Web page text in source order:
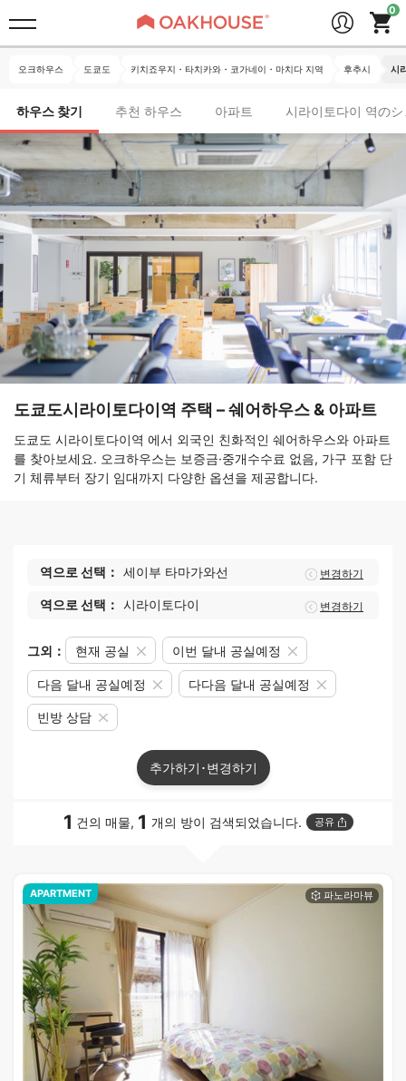
오크하우스 도쿄도 키치죠우지・타치카와・코가네이・마치다 지역 후추시 시
하우스 찾기 추천 하우스 아파트 시라이토다이 역の
도쿄도시라이토다이역 주택 – 쉐어하우스 & 아파트
도쿄도 시라이토다이역 에서 외국인 친화적인 쉐어하우스와 아파트
를 찾아보세요. 오크하우스는 보증금·중개수수료 없음, 가구 포함 단
기 체류부터 장기 임대까지 다양한 옵션을 제공합니다.
역으로 선택： 세이부 타마가와선 변경하기
역으로 선택： 시라이토다이 변경하기
그외： 현재 공실 이번 달내 공실예정
다음 달내 공실예정 다다음 달내 공실예정
빈방 상담
추가하기･변경하기
1 건의 매물, 1 개의 방이 검색되었습니다. 공유
APARTMENT